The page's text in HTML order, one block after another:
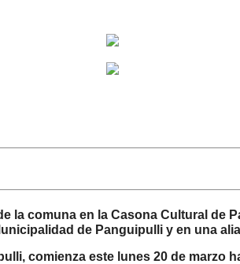
la comuna en la Casona Cultural de
de Panguipulli y en una
comienza este lunes 20 de marzo